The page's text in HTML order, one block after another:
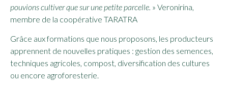
pouvions cultiver que sur une petite parcelle » Veronirina,
membre de la coopérative TARATRA
Grâce aux formations que nous proposons, les producteurs
apprennent de nouvelles pratiques : gestion des semences,
techniques agricoles, compost, diversification des cultures
ou encore agroforesterie.